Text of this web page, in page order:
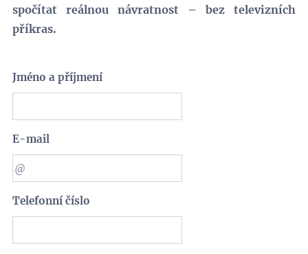
spočítat reálnou návratnost – bez televizních
příkras.
Jméno a příjmení
E-mail
Telefonní číslo